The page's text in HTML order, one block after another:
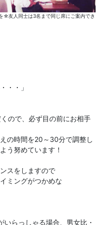
☆友人同士は3名まで同じ席にご案内でき
・・」
ので、必ず目の前にお相手
の時間を20～30分で調整し
う努めています！
スをしますので
ミングがつかめな
らっしゃる場合、男女比・